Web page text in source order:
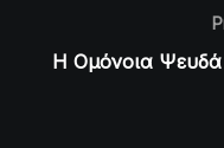
Η Ομόνοια Ψευδά